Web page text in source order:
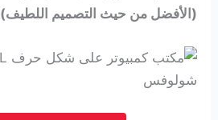
(الأفضل من حيث التصميم اللطيف)